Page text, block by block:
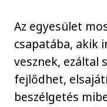
Az egyesület
csapatába, akik
vesznek, ezáltal
fejlődhet,
beszélgetés